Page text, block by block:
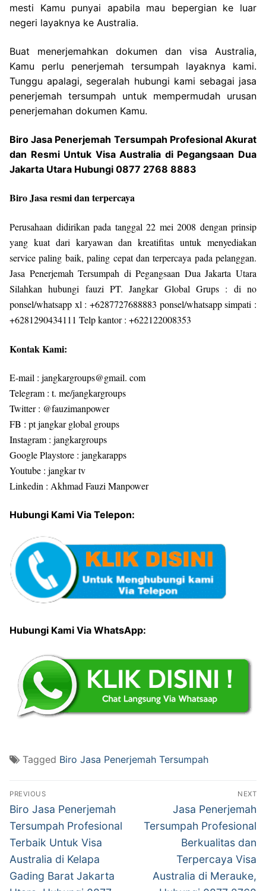
mesti Kamu punyai apabila mau bepergian ke luar
negeri layaknya ke Australia.
Buat menerjemahkan dokumen dan visa Australia,
Kamu perlu penerjemah tersumpah layaknya kami.
Tunggu apalagi, segeralah hubungi kami sebagai jasa
penerjemah tersumpah untuk mempermudah urusan
penerjemahan dokumen Kamu.
Biro Jasa Penerjemah Tersumpah Profesional Akurat
dan Resmi Untuk Visa Australia di Pegangsaan Dua
Jakarta Utara Hubungi 0877 2768 8883
Biro Jasa resmi dan terpercaya
Perusahaan didirikan pada tanggal 22 mei 2008 dengan prinsip
yang kuat dari karyawan dan kreatifitas untuk menyediakan
service paling baik, paling cepat dan terpercaya pada pelanggan.
Jasa Penerjemah Tersumpah di Pegangsaan Dua Jakarta Utara
Silahkan hubungi fauzi PT. Jangkar Global Grups : di no
ponsel/whatsapp xl : +6287727688883 ponsel/whatsapp simpati :
+6281290434111 Telp kantor : +622122008353
Kontak Kami:
E-mail : jangkargroups@gmail. com
Telegram : t. me/jangkargroups
Twitter : @fauzimanpower
FB : pt jangkar global groups
Instagram : jangkargroups
Google Playstore : jangkarapps
Youtube : jangkar tv
Linkedin : Akhmad Fauzi Manpower
Hubungi Kami Via Telepon:
Hubungi Kami Via WhatsApp:
Tagged Biro Jasa Penerjemah Tersumpah
Post
navigation
PREVIOUS
Previous
post:
Biro Jasa Penerjemah
Tersumpah Profesional
Terbaik Untuk Visa
Australia di Kelapa
Gading Barat Jakarta
NEXT
Next
post:
Jasa Penerjemah
Tersumpah Profesional
Berkualitas dan
Terpercaya Visa
Australia di Merauke,